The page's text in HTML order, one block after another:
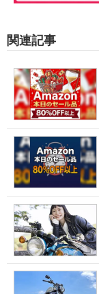
関連記事